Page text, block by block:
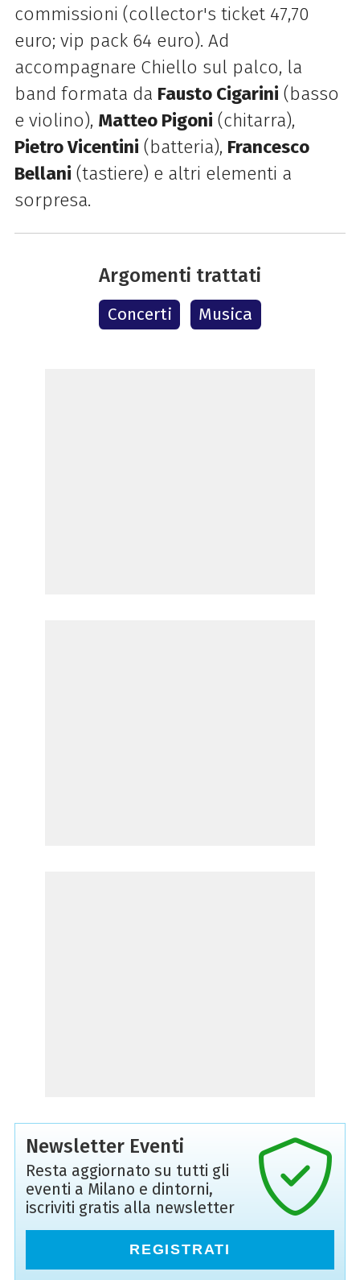
commissioni (collector's ticket 47,70
euro; vip pack 64 euro). Ad
accompagnare Chiello sul palco, la
band formata da Fausto Cigarini (basso
e violino), Matteo Pigoni (chitarra),
Pietro Vicentini (batteria), Francesco
Bellani (tastiere) e altri elementi a
sorpresa.
Argomenti trattati
Concerti Musica
Newsletter Eventi
Resta aggiornato su tutti gli
eventi a Milano e dintorni,
iscriviti gratis alla newsletter
REGISTRATI